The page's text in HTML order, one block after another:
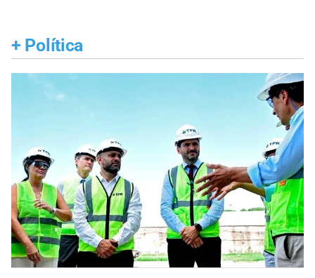
+ Política